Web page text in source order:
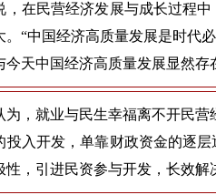
，在民营经济发展与成长过程
。“中国经济高质量发展是时代
今天中国经济高质量发展显然存
为，就业与民生幸福离不开民
投入开发，单靠财政资金的逐
性，引进民资参与开发，长效